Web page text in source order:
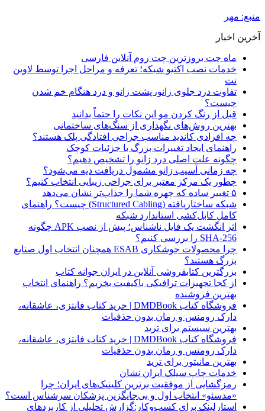
منبع: مهر
آخرین اخبار
ماه چت بروزترین چت روم آنلاین فارسی
خدمات نصب اکتیو شبکه؛ تعرفه و مراحل اجرا توسط لاوین
نت
تفاوت درد جلوی زانو، پشت زانو و درد هنگام خم شدن
چیست؟
قبل از رنگ کردن مو این نکات را حتماً بدانید
بهترین روش‌های نگهداری از سنگ‌های ساختمانی
چه افرادی کاندید مناسب جراحی افتادگی پلک هستند؟
راهنمای ایجاد تغییرات بزرگ با جزئیات کوچک
چگونه علت اصلی درد زانو را تشخیص دهیم؟
چه زمانی آسیب زانو مشمول دریافت دیه می‌شود؟
چطور یک مرکز معتبر برای جراحی زیبایی انتخاب کنیم؟
۵ تغییر ساده که چهره شما را جذاب‌تر نشان می‌دهد
شبکه ساختاریافته (Structured Cabling) چیست؟ راهنمای
کامل کابل‌کشی استاندارد شبکه
اثر انگشت یک فایل ناشناس؛ پیش از نصب APK چگونه
SHA-256 را بررسی کنیم؟
چرا محصولات جوشکاری ESAB همچنان انتخاب اول صنایع
بزرگ هستند؟
بزرگترین کتابفروشی آنلاین در ایران جوانه کتاب
از کجا تجهیزات ترافیکی باکیفیت بخریم؟ راهنمای انتخاب
بهترین فروشنده
فروشگاه کتاب DMDBook | خرید کتاب فانتزی، عاشقانه،
دارک رومنس و رمان بدون حذفیات
بهترین سیستم برای ترید
فروشگاه کتاب DMDBook | خرید کتاب فانتزی، عاشقانه،
دارک رومنس و رمان بدون حذفیات
بهترین مانیتور برای ترید
خدمات چاپ سیلک ایران نشان
رمزگشایی از موفقیت برترین کلینیک‌های ایران؛ چرا
«مدسئو» انتخاب اول و بی‌جایگزین پزشکان سرشناس است؟
استارلینک برای کسب‌وکار:گزارش تحلیلی از کاربردهای